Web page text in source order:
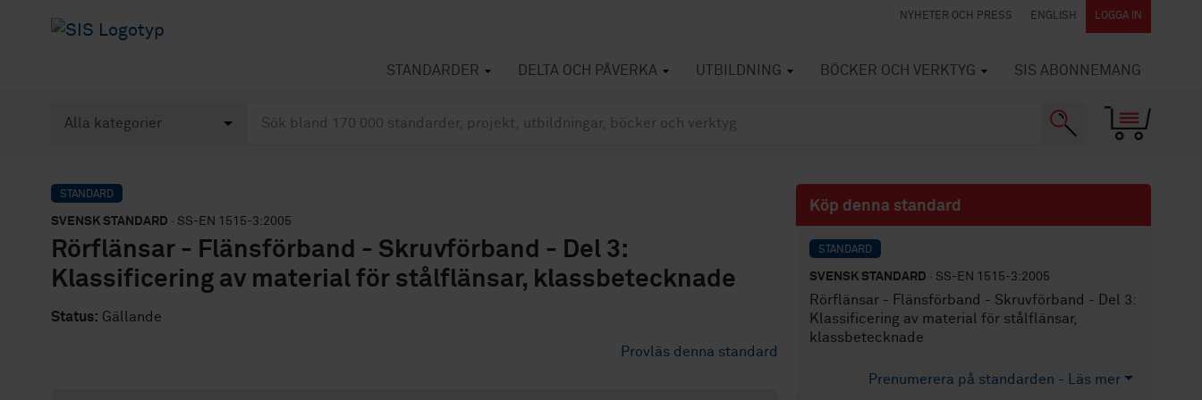
NYHETER OCH PRESS ENGLISH LOGGA IN
STANDARDER DELTA OCH PÅVERKA UTBILDNING BÖCKER OCH VERKTYG SIS ABONNEMANG
STANDARD
SVENSK STANDARD · SS-EN 1515-3:2005
Rörflänsar - Flänsförband - Skruvförband - Del 3:
Klassificering av material för stålflänsar, klassbetecknade
Status: Gällande
Provläs denna standard
Köp denna standard
STANDARD
SVENSK STANDARD · SS-EN 1515-3:2005
Rörflänsar - Flänsförband - Skruvförband - Del 3:
Klassificering av material för stålflänsar,
klassbetecknade
Prenumerera på standarden - Läs mer